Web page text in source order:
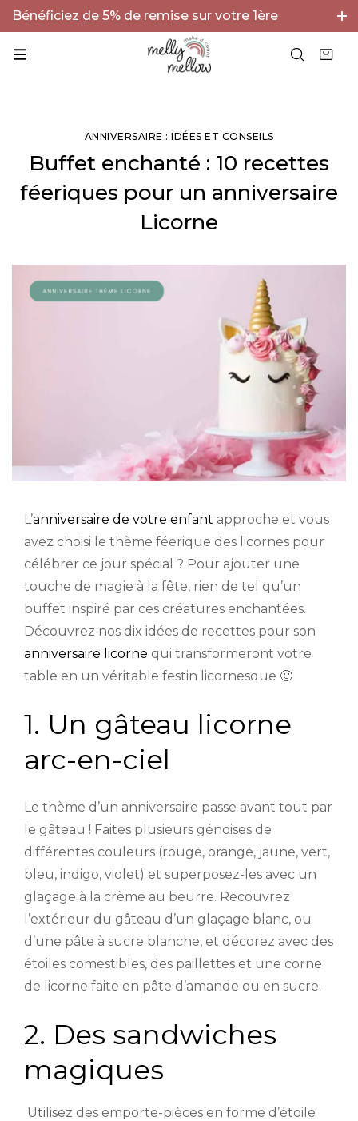
Bénéficiez de 5% de remise sur votre 1ère
commande avec le code BIENVENUE5 !
ANNIVERSAIRE : IDÉES ET CONSEILS
Buffet enchanté : 10 recettes
féeriques pour un anniversaire
Licorne
L’anniversaire de votre enfant approche et vous
avez choisi le thème féerique des licornes pour
célébrer ce jour spécial ? Pour ajouter une
touche de magie à la fête, rien de tel qu’un
buffet inspiré par ces créatures enchantées.
Découvrez nos dix idées de recettes pour son
anniversaire licorne qui transformeront votre
table en un véritable festin licornesque 🙂
1. Un gâteau licorne
arc-en-ciel
Le thème d’un anniversaire passe avant tout par
le gâteau ! Faites plusieurs génoises de
différentes couleurs (rouge, orange, jaune, vert,
bleu, indigo, violet) et superposez-les avec un
glaçage à la crème au beurre. Recouvrez
l’extérieur du gâteau d’un glaçage blanc, ou
d’une pâte à sucre blanche, et décorez avec des
étoiles comestibles, des paillettes et une corne
de licorne faite en pâte d’amande ou en sucre.
2. Des sandwiches
magiques
Utilisez des emporte-pièces en forme d’étoile